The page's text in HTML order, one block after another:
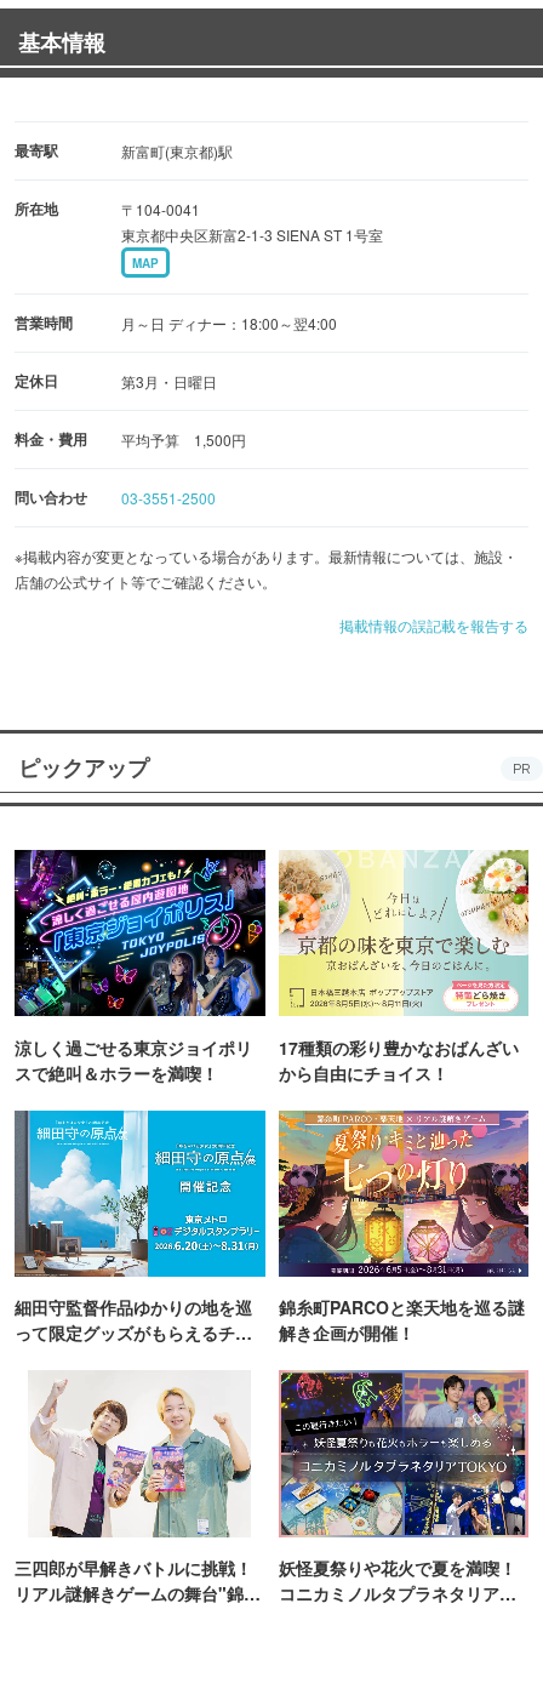
《4時間飲み放題プラン》\2500
地下の半個室、5名様以上のご予約でガッツリ飲み放題。
基本情報
最寄駅 新富町(東京都)駅
所在地
〒104-0041
東京都中央区新富2-1-3 SIENA ST 1号室
MAP
営業時間 月～日 ディナー：18:00～翌4:00
定休日 第3月・日曜日
料金・費用 平均予算 1,500円
問い合わせ 03-3551-2500
※掲載内容が変更となっている場合があります。最新情報については、施設・
店舗の公式サイト等でご確認ください。
掲載情報の誤記載を報告する
ピックアップ PR
涼しく過ごせる東京ジョイポリ
スで絶叫＆ホラーを満喫！
17種類の彩り豊かなおばんざい
から自由にチョイス！
細田守監督作品ゆかりの地を巡
って限定グッズがもらえるチャ
錦糸町PARCOと楽天地を巡る謎
解き企画が開催！
三四郎が早解きバトルに挑戦！
リアル謎解きゲームの舞台"錦糸
妖怪夏祭りや花火で夏を満喫！
コニカミノルタプラネタリア